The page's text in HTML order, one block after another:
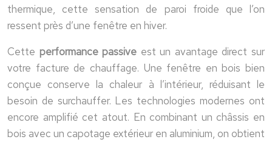
thermique, cette sensation de paroi froide que l’on
ressent près d’une fenêtre en hiver.
Cette performance passive est un avantage direct sur
votre facture de chauffage. Une fenêtre en bois bien
conçue conserve la chaleur à l’intérieur, réduisant le
besoin de surchauffer. Les technologies modernes ont
encore amplifié cet atout. En combinant un châssis en
bois avec un capotage extérieur en aluminium, on obtient